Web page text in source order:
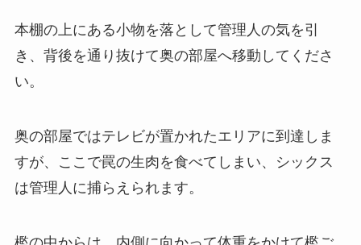
本棚の上にある小物を落として管理人の気を引
き、背後を通り抜けて奥の部屋へ移動してくださ
い。
奥の部屋ではテレビが置かれたエリアに到達しま
すが、ここで罠の生肉を食べてしまい、シックス
は管理人に捕らえられます。